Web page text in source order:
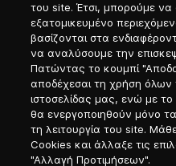
του site. Έτσι, μπορούμε
εξατομικευμένο
βασίζονται στα
να αναλύσουμε την
Πατώντας το κουμπί
αποδέχεσαι τη χρήση
ιστοσελίδας μας, ενώ με το
θα ενεργοποιηθούν μόνο
τη λειτουργία του site.
Cookies και άλλαξε τις
"Αλλαγή Προτιμήσεων".